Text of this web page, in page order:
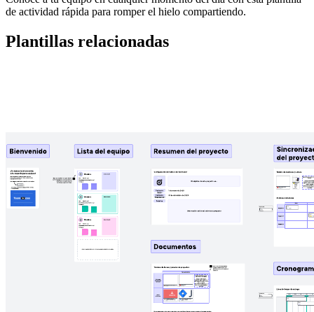
de actividad rápida para romper el hielo compartiendo.
Plantillas relacionadas